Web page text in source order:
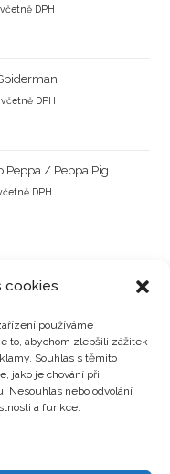
cookies
používáme
to, abychom zlepšili zážitek
Souhlas s těmito
jako je chování při
Nesouhlas nebo odvolání
a funkce.
včetně DPH
včetně DPH
Peppa / Peppa Pig
DPH